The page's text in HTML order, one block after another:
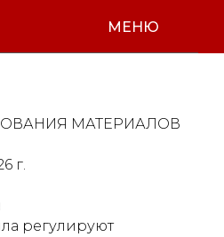
МЕНЮ
МАТЕРИАЛОВ
г.
регулируют